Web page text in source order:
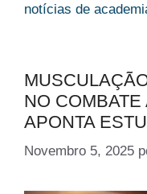
notícias de
NO
APONTA
Novembro 5, 2025